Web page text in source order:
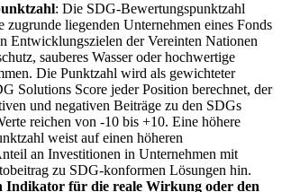
: Die SDG-Bewertungspunktzahl
zugrunde liegenden Unternehmen eines Fonds
Entwicklungszielen der Vereinten Nationen
sauberes Wasser oder hochwertige
Die Punktzahl wird als gewichteter
Solutions Score jeder Position berechnet, der
und negativen Beiträge zu den SDGs
reichen von -10 bis +10. Eine höhere
weist auf einen höheren
an Investitionen in Unternehmen mit
zu SDG-konformen Lösungen hin.
Indikator für die reale Wirkung oder den